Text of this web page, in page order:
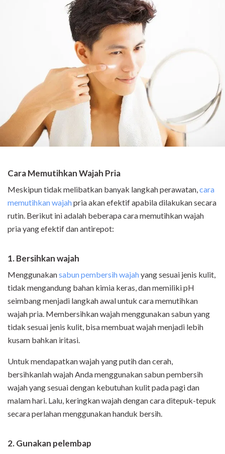
Cara Memutihkan Wajah Pria
Meskipun tidak melibatkan banyak langkah perawatan,cara
memutihkan wajahpria akan efektif apabila dilakukan secara
rutin. Berikut ini adalah beberapa cara memutihkan wajah
pria yang efektif dan antirepot:
1. Bersihkan wajah
Menggunakansabun pembersih wajahyang sesuai jenis kulit,
tidak mengandung bahan kimia keras, dan memiliki pH
seimbang menjadi langkah awal untuk cara memutihkan
wajah pria. Membersihkan wajah menggunakan sabun yang
tidak sesuai jenis kulit, bisa membuat wajah menjadi lebih
kusam bahkan iritasi.
Untuk mendapatkan wajah yang putih dan cerah,
bersihkanlah wajah Anda menggunakan sabun pembersih
wajah yang sesuai dengan kebutuhan kulit pada pagi dan
malam hari. Lalu, keringkan wajah dengan cara ditepuk-tepuk
secara perlahan menggunakan handuk bersih.
2. Gunakan pelembap